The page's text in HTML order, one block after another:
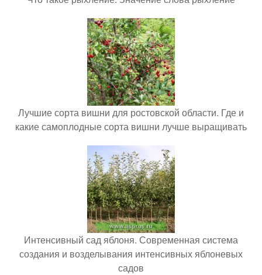
Лучшие сорта вишни для ростовской области. Где и
какие самоплодные сорта вишни лучше выращивать
Интенсивный сад яблоня. Современная система
создания и возделывания интенсивных яблоневых
садов